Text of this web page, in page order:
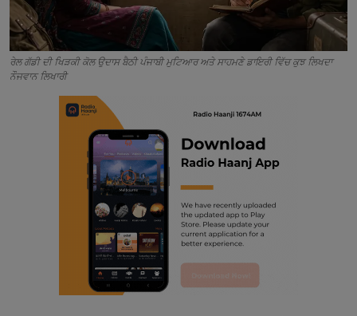
ਰੇਲ ਗੱਡੀ ਦੀ ਖਿੜਕੀ ਕੋਲ ਉਦਾਸ ਬੈਠੀ ਪੰਜਾਬੀ ਮੁਟਿਆਰ ਅਤੇ ਸਾਹਮਣੇ ਡਾਇਰੀ ਵਿੱਚ ਕੁਝ ਲਿਖਦਾ
ਨੌਜਵਾਨ ਲਿਖਾਰੀ